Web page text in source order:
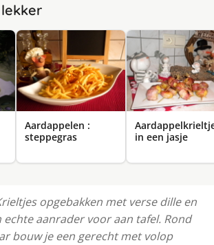
Aardappelen :
steppegras
in een jasje
opgebakken met verse dille en
echte aanrader voor aan tafel. Rond
bouw je een gerecht met volop